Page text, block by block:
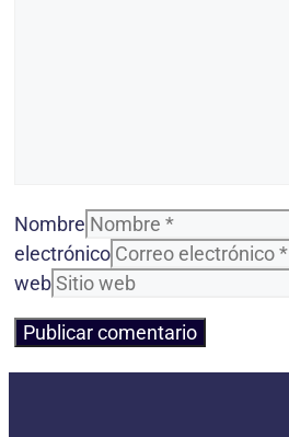
Nombre
electrónico
web